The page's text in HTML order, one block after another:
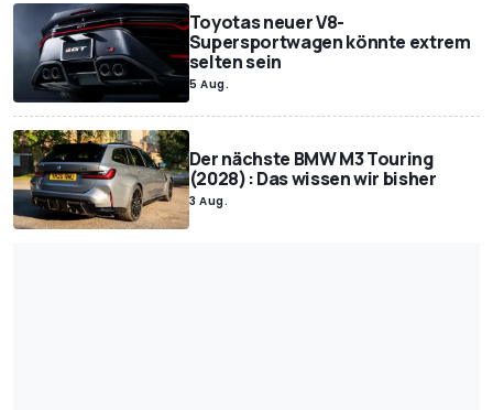
Vergessene Studien Ratgeber
Gerüchte Events Green Cars Stars/Entertainment Rekorde
Trending Sicherheit Videospiele
In eigener Sache
Motorsport.com Motorsport.com
Toyotas neuer V8-
Supersportwagen könnte extrem
selten sein
5 Aug.
Der nächste BMW M3 Touring
(2028): Das wissen wir bisher
3 Aug.